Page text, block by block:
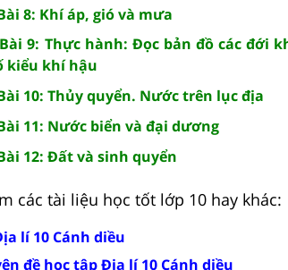
8: Khí áp, gió và mưa
9: Thực hành: Đọc bản đồ các đới
kiểu khí hậu
10: Thủy quyển. Nước trên lục địa
11: Nước biển và đại dương
12: Đất và sinh quyển
các tài liệu học tốt lớp 10 hay khác:
lí 10 Cánh diều
đề học tập Địa lí 10 Cánh diều